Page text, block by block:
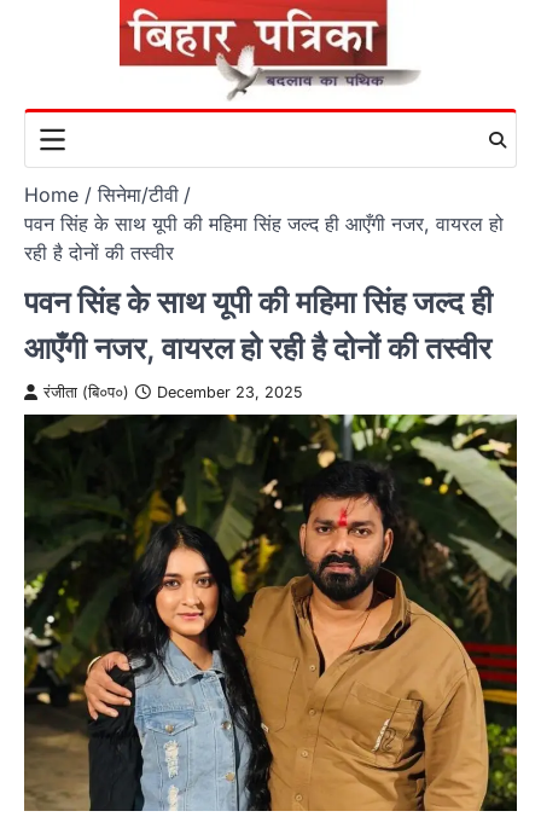
Home
सिनेमा/टीवी
पवन सिंह के साथ यूपी की महिमा सिंह जल्द ही आएँगी नजर, वायरल हो
रही है दोनों की तस्वीर
पवन सिंह के साथ यूपी की महिमा सिंह जल्द ही
आएँगी नजर, वायरल हो रही है दोनों की तस्वीर
रंजीता (बि०प०) December 23, 2025